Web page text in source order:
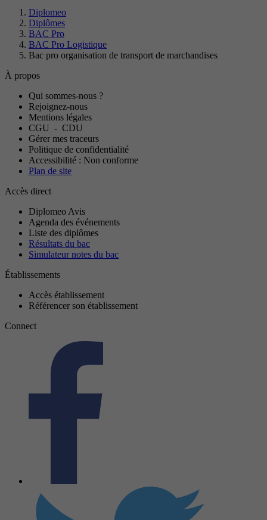
Diplomeo
Diplômes
BAC Pro
BAC Pro Logistique
Bac pro organisation de transport de marchandises
À propos
Qui sommes-nous ?
Rejoignez-nous
Mentions légales
CGU - CDU
Gérer mes traceurs
Politique de confidentialité
Accessibilité : Non conforme
Plan de site
Accès direct
Diplomeo Avis
Agenda des événements
Liste des diplômes
Résultats du bac
Simulateur notes du bac
Établissements
Accès établissement
Référencer son établissement
Connect